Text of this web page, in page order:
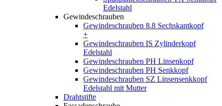
Edelstahl
Gewindeschrauben
Gewindeschrauben 8.8 Sechskantkopf
+
Gewindeschrauben IS Zylinderkopf
Edelstahl
Gewindeschrauben PH Linsenkopf
Gewindeschrauben PH Senkkopf
Gewindeschrauben SZ Linsensenkkopf
Edelstahl mit Mutter
Drahtstifte